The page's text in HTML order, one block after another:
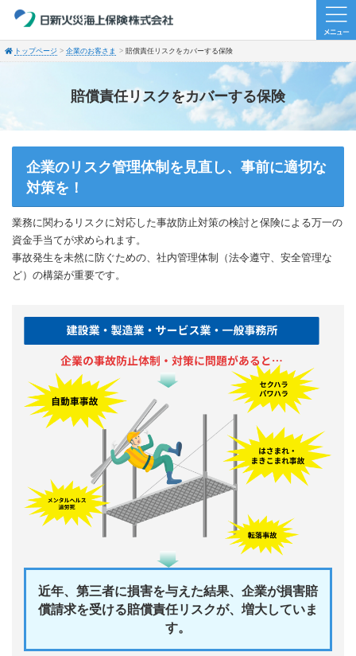
トップページ 企業のお客さま 賠償責任リスクをカバーする保険
賠償責任リスクをカバーする保険
企業のリスク管理体制を見直し、事前に適切な
対策を！
業務に関わるリスクに対応した事故防止対策の検討と保険による万一の
資金手当てが求められます。
事故発生を未然に防ぐための、社内管理体制（法令遵守、安全管理な
ど）の構築が重要です。
近年、第三者に損害を与えた結果、企業が損害賠
償請求を受ける賠償責任リスクが、増大していま
す。